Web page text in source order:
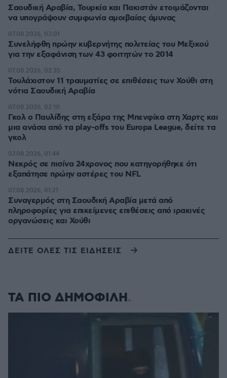
Σαουδική Αραβία, Τουρκία και Πακιστάν ετοιμάζονται
να υπογράψουν συμφωνία αμοιβαίας άμυνας
Συνελήφθη πρώην κυβερνήτης πολιτείας του Μεξικού
για την εξαφάνιση των 43 φοιτητών το 2014
07.08.2026, 03:01
Τουλάχιστον 11 τραυματίες σε επιθέσεις των Χούθι στη
νότια Σαουδική Αραβία
07.08.2026, 02:35
Γκολ ο Παυλίδης στη εξάρα της Μπενφίκα στη Χαρτς και
μια ανάσα από τα play-offs του Europa League, δείτε τα
γκολ
07.08.2026, 02:10
Νεκρός σε πισίνα 24χρονος που κατηγορήθηκε ότι
εξαπάτησε πρώην αστέρες του NFL
07.08.2026, 01:44
Συναγερμός στη Σαουδική Αραβία μετά από
πληροφορίες για επικείμενες επιθέσεις από ιρακινές
οργανώσεις και Χούθι
07.08.2026, 01:21
ΔΕΙΤΕ ΟΛΕΣ ΤΙΣ ΕΙΔΗΣΕΙΣ
ΤΑ ΠΙΟ ΔΗΜΟΦΙΛΗ